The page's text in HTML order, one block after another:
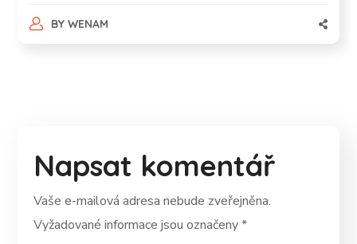
BY WENAM
Napsat komentář
Vaše e-mailová adresa nebude zveřejněna.
Vyžadované informace jsou označeny*